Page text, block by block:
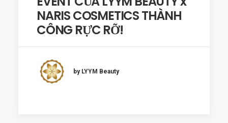
NARIS COSMETICS THÀNH
CÔNG RỰC RỠ!
by LYYM Beauty